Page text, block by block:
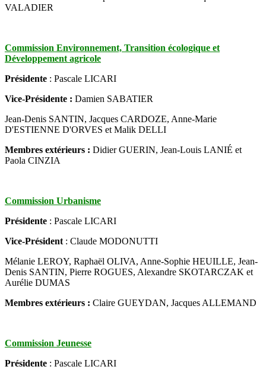
VALADIER
Commission Environnement, Transition écologique et
Développement agricole
Présidente : Pascale LICARI
Vice-Présidente : Damien SABATIER
Jean-Denis SANTIN, Jacques CARDOZE, Anne-Marie
D'ESTIENNE D'ORVES et Malik DELLI
Membres extérieurs : Didier GUERIN, Jean-Louis LANIÉ et
Paola CINZIA
Commission Urbanisme
Présidente : Pascale LICARI
Vice-Président : Claude MODONUTTI
Mélanie LEROY, Raphaël OLIVA, Anne-Sophie HEUILLE, Jean-
Denis SANTIN, Pierre ROGUES, Alexandre SKOTARCZAK et
Aurélie DUMAS
Membres extérieurs : Claire GUEYDAN, Jacques ALLEMAND
Commission Jeunesse
Présidente : Pascale LICARI